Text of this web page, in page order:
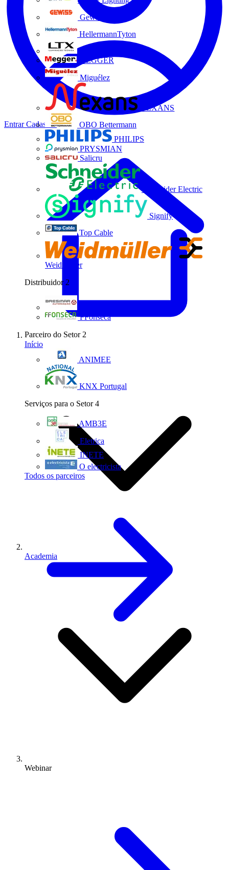
Gewiss
HellermannTyton
MEGGER
Miguélez
NEXANS
OBO Bettermann
PHILIPS
PRYSMIAN
Salicru
Schneider Electric
Signify
Top Cable
Weidmüller
Distribuidor 2
FFonseca
Parceiro do Setor 2
ANIMEE
KNX Portugal
Serviços para o Setor 4
AMB3E
Eletrica
INETE
O electricista
Todos os parceiros
EntrarCadastrar
Início
Academia
Webinar